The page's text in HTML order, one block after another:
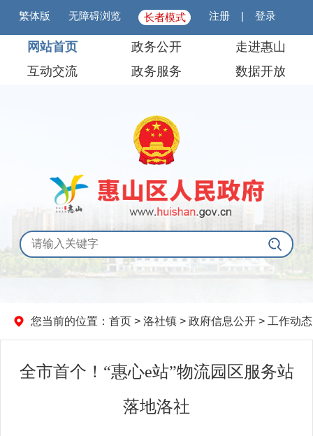
繁体版 无障碍浏览 长者模式 注册 |登录
网站首页 政务公开
走进惠山
互动交流
政务服务 数据开放
您当前的位置： 首页 > 洛社镇 > 政府信息公开 > 工作动态
全市首个！“惠心e站”物流园区服务站
落地洛社